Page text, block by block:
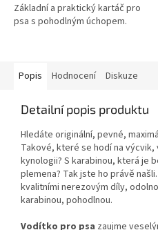
Základní a praktický kartáč pro
psa s pohodlným úchopem.
Popis Hodnocení Diskuze
Detailní popis produktu
Hledáte originální, pevné,
Takové, které se hodí na
kynologii? S karabinou, která je
plemena? Tak jste ho právě
kvalitními nerezovým díly,
karabinou, pohodlnou.
Vodítko pro psa zaujme